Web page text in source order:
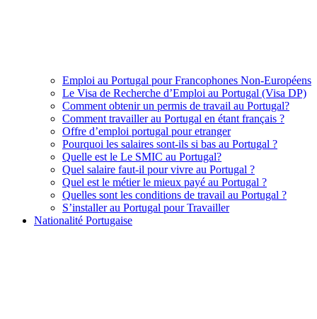
Emploi au Portugal pour Francophones Non-Européens
Le Visa de Recherche d’Emploi au Portugal (Visa DP)
Comment obtenir un permis de travail au Portugal?
Comment travailler au Portugal en étant français ?
Offre d’emploi portugal pour etranger
Pourquoi les salaires sont-ils si bas au Portugal ?
Quelle est le Le SMIC au Portugal?
Quel salaire faut-il pour vivre au Portugal ?
Quel est le métier le mieux payé au Portugal ?
Quelles sont les conditions de travail au Portugal ?
S’installer au Portugal pour Travailler
Nationalité Portugaise